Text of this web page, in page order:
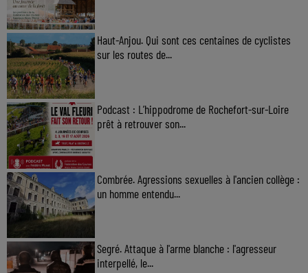
Haut-Anjou. Qui sont ces centaines de cyclistes
sur les routes de...
Podcast : L’hippodrome de Rochefort-sur-Loire
prêt à retrouver son...
Combrée. Agressions sexuelles à l'ancien collège :
un homme entendu...
Segré. Attaque à l'arme blanche : l'agresseur
interpellé, le...